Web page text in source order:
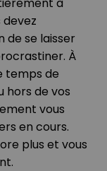
à
de se laisser
À
temps de
hors de vos
vous
en cours.
plus et vous